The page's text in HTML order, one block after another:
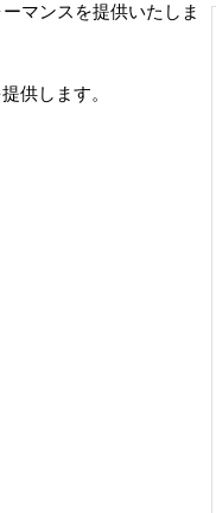
マンスを提供いたしま
供します。